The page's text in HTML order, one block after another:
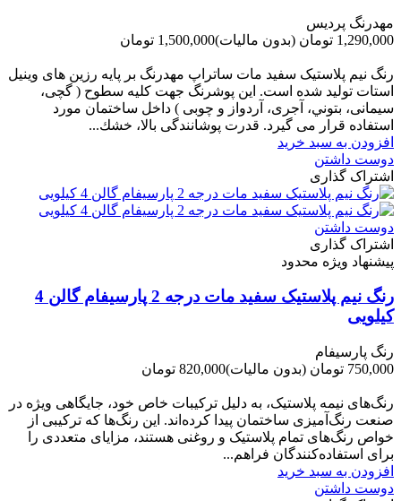
مهدرنگ پردیس
1,290,000 تومان
(بدون مالیات)1,500,000 تومان
رنگ نیم پلاستیک سفید مات ساتراپ مهدرنگ بر پایه رزین های وینیل
استات تولید شده است. این پوشرنگ جهت کلیه سطوح ( گچی،
سیمانی، بتوني، آجری، آردواز و چوبی ) داخل ساختمان مورد
استفاده قرار می گیرد. قدرت پوشانندگی بالا، خشك...
افزودن به سبد خرید
دوست داشتن
اشتراک گذاری
دوست داشتن
اشتراک گذاری
پیشنهاد ویژه محدود
رنگ نیم پلاستیک سفید مات درجه 2 پارسیفام گالن 4
کیلویی
رنگ پارسیفام
750,000 تومان
(بدون مالیات)820,000 تومان
رنگ‌های نیمه پلاستیک، به دلیل ترکیبات خاص خود، جایگاهی ویژه در
صنعت رنگ‌آمیزی ساختمان پیدا کرده‌اند. این رنگ‌ها که ترکیبی از
خواص رنگ‌های تمام پلاستیک و روغنی هستند، مزایای متعددی را
برای استفاده‌کنندگان فراهم...
افزودن به سبد خرید
دوست داشتن